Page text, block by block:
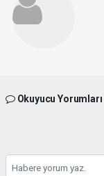
Okuyucu Yorumları